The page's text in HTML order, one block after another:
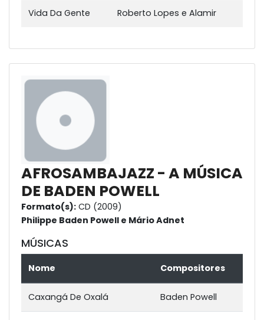
Vida Da Gente Roberto Lopes e Alamir
AFROSAMBAJAZZ - A MÚSICA
DE BADEN POWELL
Formato(s): CD (2009)
Philippe Baden Powell e Mário Adnet
MÚSICAS
Nome Compositores
Caxangá De Oxalá Baden Powell